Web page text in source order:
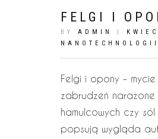
FELGI I
BY ADMIN |
NANOTECHNOLOGII
Felgi i opony –
zabrudzeń narażone
hamulcowych czy
popsują wygląda